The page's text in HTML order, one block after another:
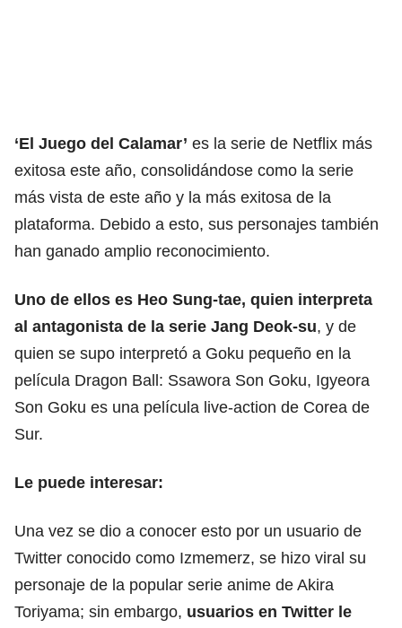
‘El Juego del Calamar’ es la serie de Netflix más
exitosa este año, consolidándose como la serie
más vista de este año y la más exitosa de la
plataforma. Debido a esto, sus personajes también
han ganado amplio reconocimiento.
Uno de ellos es Heo Sung-tae, quien interpreta
al antagonista de la serie Jang Deok-su, y de
quien se supo interpretó a Goku pequeño en la
película Dragon Ball: Ssawora Son Goku, Igyeora
Son Goku es una película live-action de Corea de
Sur.
Le puede interesar:
Una vez se dio a conocer esto por un usuario de
Twitter conocido como Izmemerz, se hizo viral su
personaje de la popular serie anime de Akira
Toriyama; sin embargo, usuarios en Twitter le